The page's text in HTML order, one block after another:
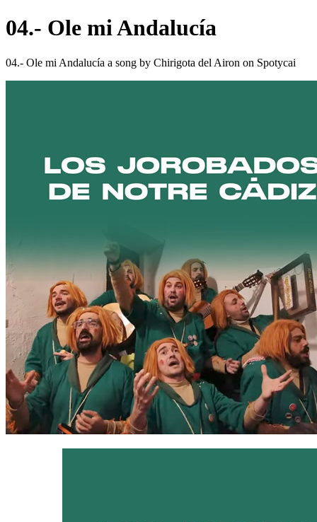
04.- Ole mi Andalucía
04.- Ole mi Andalucía a song by Chirigota del Airon on Spotycai